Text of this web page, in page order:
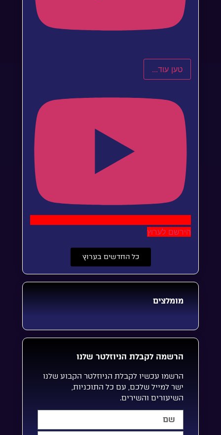
טען עוד...
הירשם לערוץ
כל החדשים בערוץ
מומלצים
הרשמה לקבלת הניוזלטר שלנו
הרשמו עכשיו לקבלת הניוזלטר הקבוע שלנו
ישר למייל שלכם, עם כל התוכניות,
השיעורים והשירים.